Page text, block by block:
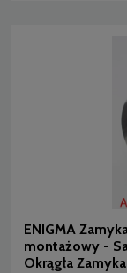
ENIGMA
montażowy -
Okrągła